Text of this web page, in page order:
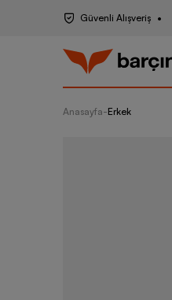
Güvenli Alışveriş
Anasayfa-Erkek